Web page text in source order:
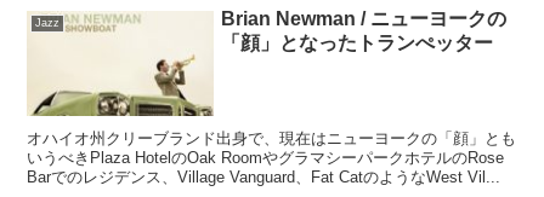
Jazz
Brian Newman / ニューヨークの
「顔」となったトランぺッター
オハイオ州クリーブランド出身で、現在はニューヨークの「顔」とも
いうべきPlaza HotelのOak RoomやグラマシーパークホテルのRose
Barでのレジデンス、Village Vanguard、Fat CatのようなWest Vil...